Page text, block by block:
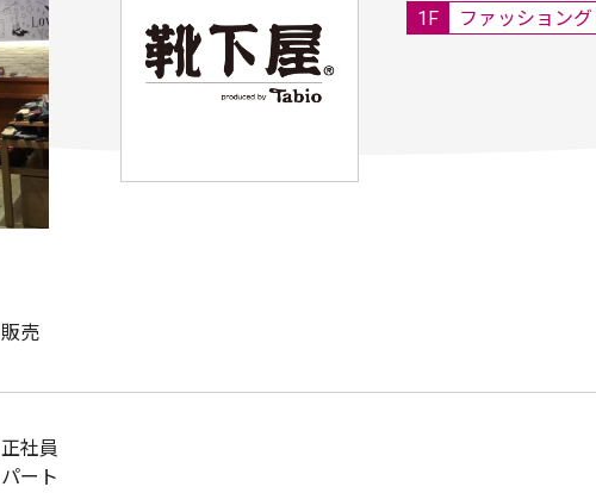
1F ファッション
販売
正社員
パート